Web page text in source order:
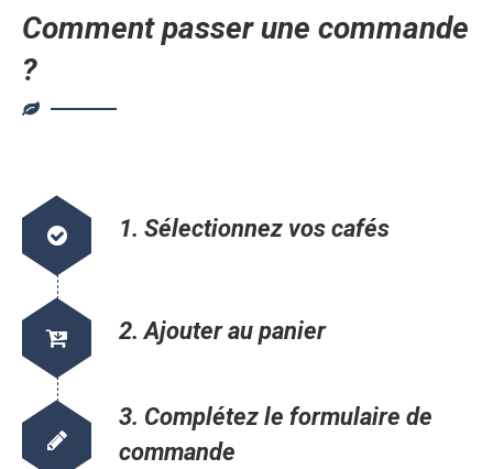
Comment passer une commande
?
1. Sélectionnez vos cafés
2. Ajouter au panier
3. Complétez le formulaire de
commande